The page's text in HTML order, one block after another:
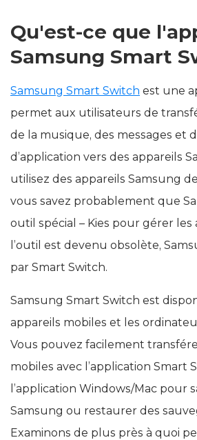
Qu'est-ce que
Samsung Smart
Samsung Smart Switch est une
permet aux utilisateurs de
de la musique, des messages et
d’application vers des appareils
utilisez des appareils Samsung
vous savez probablement que
outil spécial – Kies pour gérer les
l’outil est devenu obsolète,
par Smart Switch.
Samsung Smart Switch est
appareils mobiles et les
Vous pouvez facilement
mobiles avec l’application Smart
l’application Windows/Mac pour
Samsung ou restaurer des
Examinons de plus près à quoi